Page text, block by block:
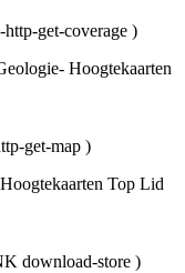
get-coverage )
Hoogtekaarten
get-map )
Top Lid
download-store )